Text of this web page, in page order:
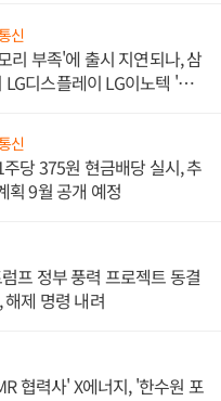
신
리 부족'에 출시 지연되나, 삼
디스플레이 LG이노텍 '탈
신
당 375원 현금배당 실시, 추
획 9월 공개 예정
프 정부 풍력 프로젝트 동결
제 명령 내려
협력사' X에너지, '한수원 포